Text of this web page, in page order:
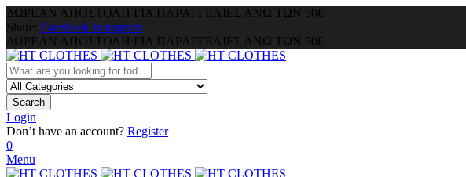
ΔΩΡΕΑΝ ΑΠΟΣΤΟΛΗ ΓΙΑ ΠΑΡΑΓΓΕΛΙΕΣ ΑΝΩ ΤΩΝ 50€
Share: Facebook Instagram
ΔΩΡΕΑΝ ΑΠΟΣΤΟΛΗ ΓΙΑ ΠΑΡΑΓΓΕΛΙΕΣ ΑΝΩ ΤΩΝ 50€
Search
Login
Don’t have an account? Register
0
Menu